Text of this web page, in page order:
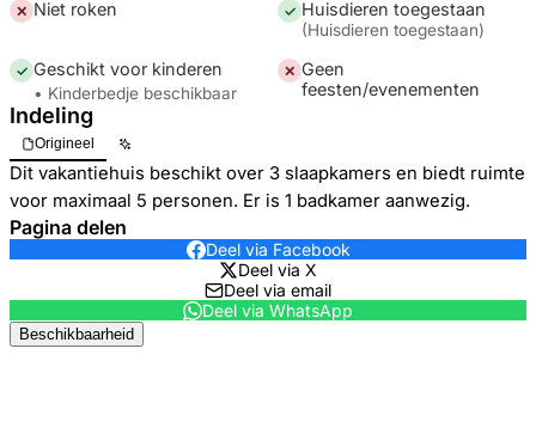
✕ Niet roken ✓ Huisdieren toegestaan
(Huisdieren toegestaan)
✓ Geschikt voor kinderen
• Kinderbedje beschikbaar
✕ Geen
feesten/evenementen
Indeling
Origineel
Dit vakantiehuis beschikt over 3 slaapkamers en biedt ruimte
voor maximaal 5 personen. Er is 1 badkamer aanwezig.
Pagina delen
Deel via Facebook
Deel via X
Deel via email
Deel via WhatsApp
Beschikbaarheid